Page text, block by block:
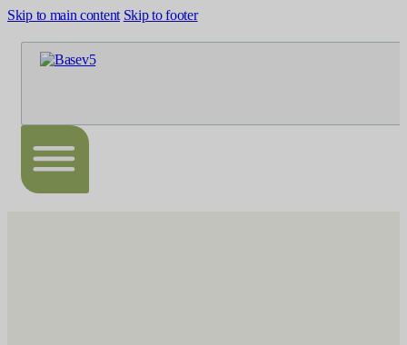
Skip to main content Skip to footer